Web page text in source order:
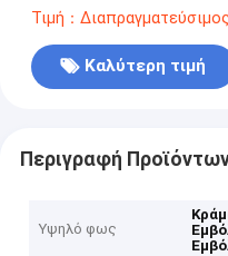
Τιμή：Διαπραγματεύσιμος
Καλύτερη τιμή
Περιγραφή
Υψηλό φως